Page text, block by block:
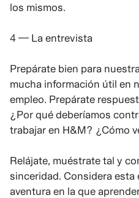
los mismos.
4 — La entrevista
Prepárate bien para
mucha información útil en
empleo. Prepárate
¿Por qué deberíamos
trabajar en H&M? ¿Cómo
Relájate, muéstrate tal y
sinceridad. Considera
aventura en la que